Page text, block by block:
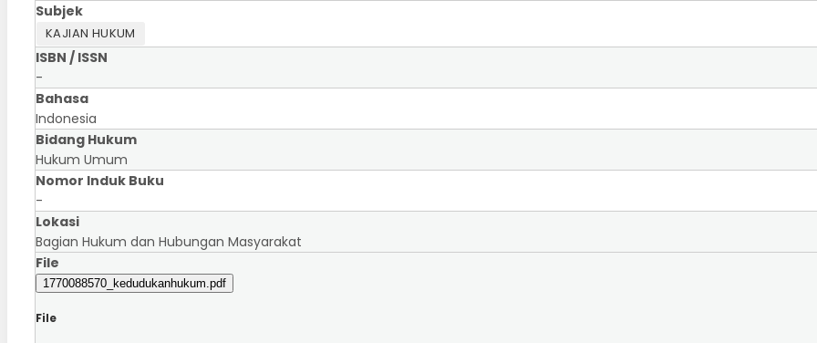
Subjek
KAJIAN HUKUM
ISBN / ISSN
-
Bahasa
Indonesia
Bidang Hukum
Hukum Umum
Nomor Induk Buku
-
Lokasi
Bagian Hukum dan Hubungan Masyarakat
File
1770088570_kedudukanhukum.pdf
File